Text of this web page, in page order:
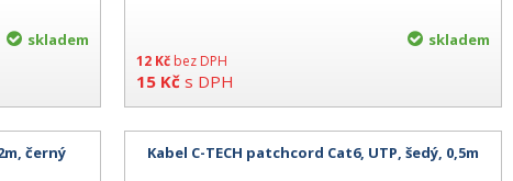
skladem
12 Kč bez DPH
15 Kč s DPH
skladem
černý Kabel C-TECH patchcord Cat6, UTP, šedý, 0,5m